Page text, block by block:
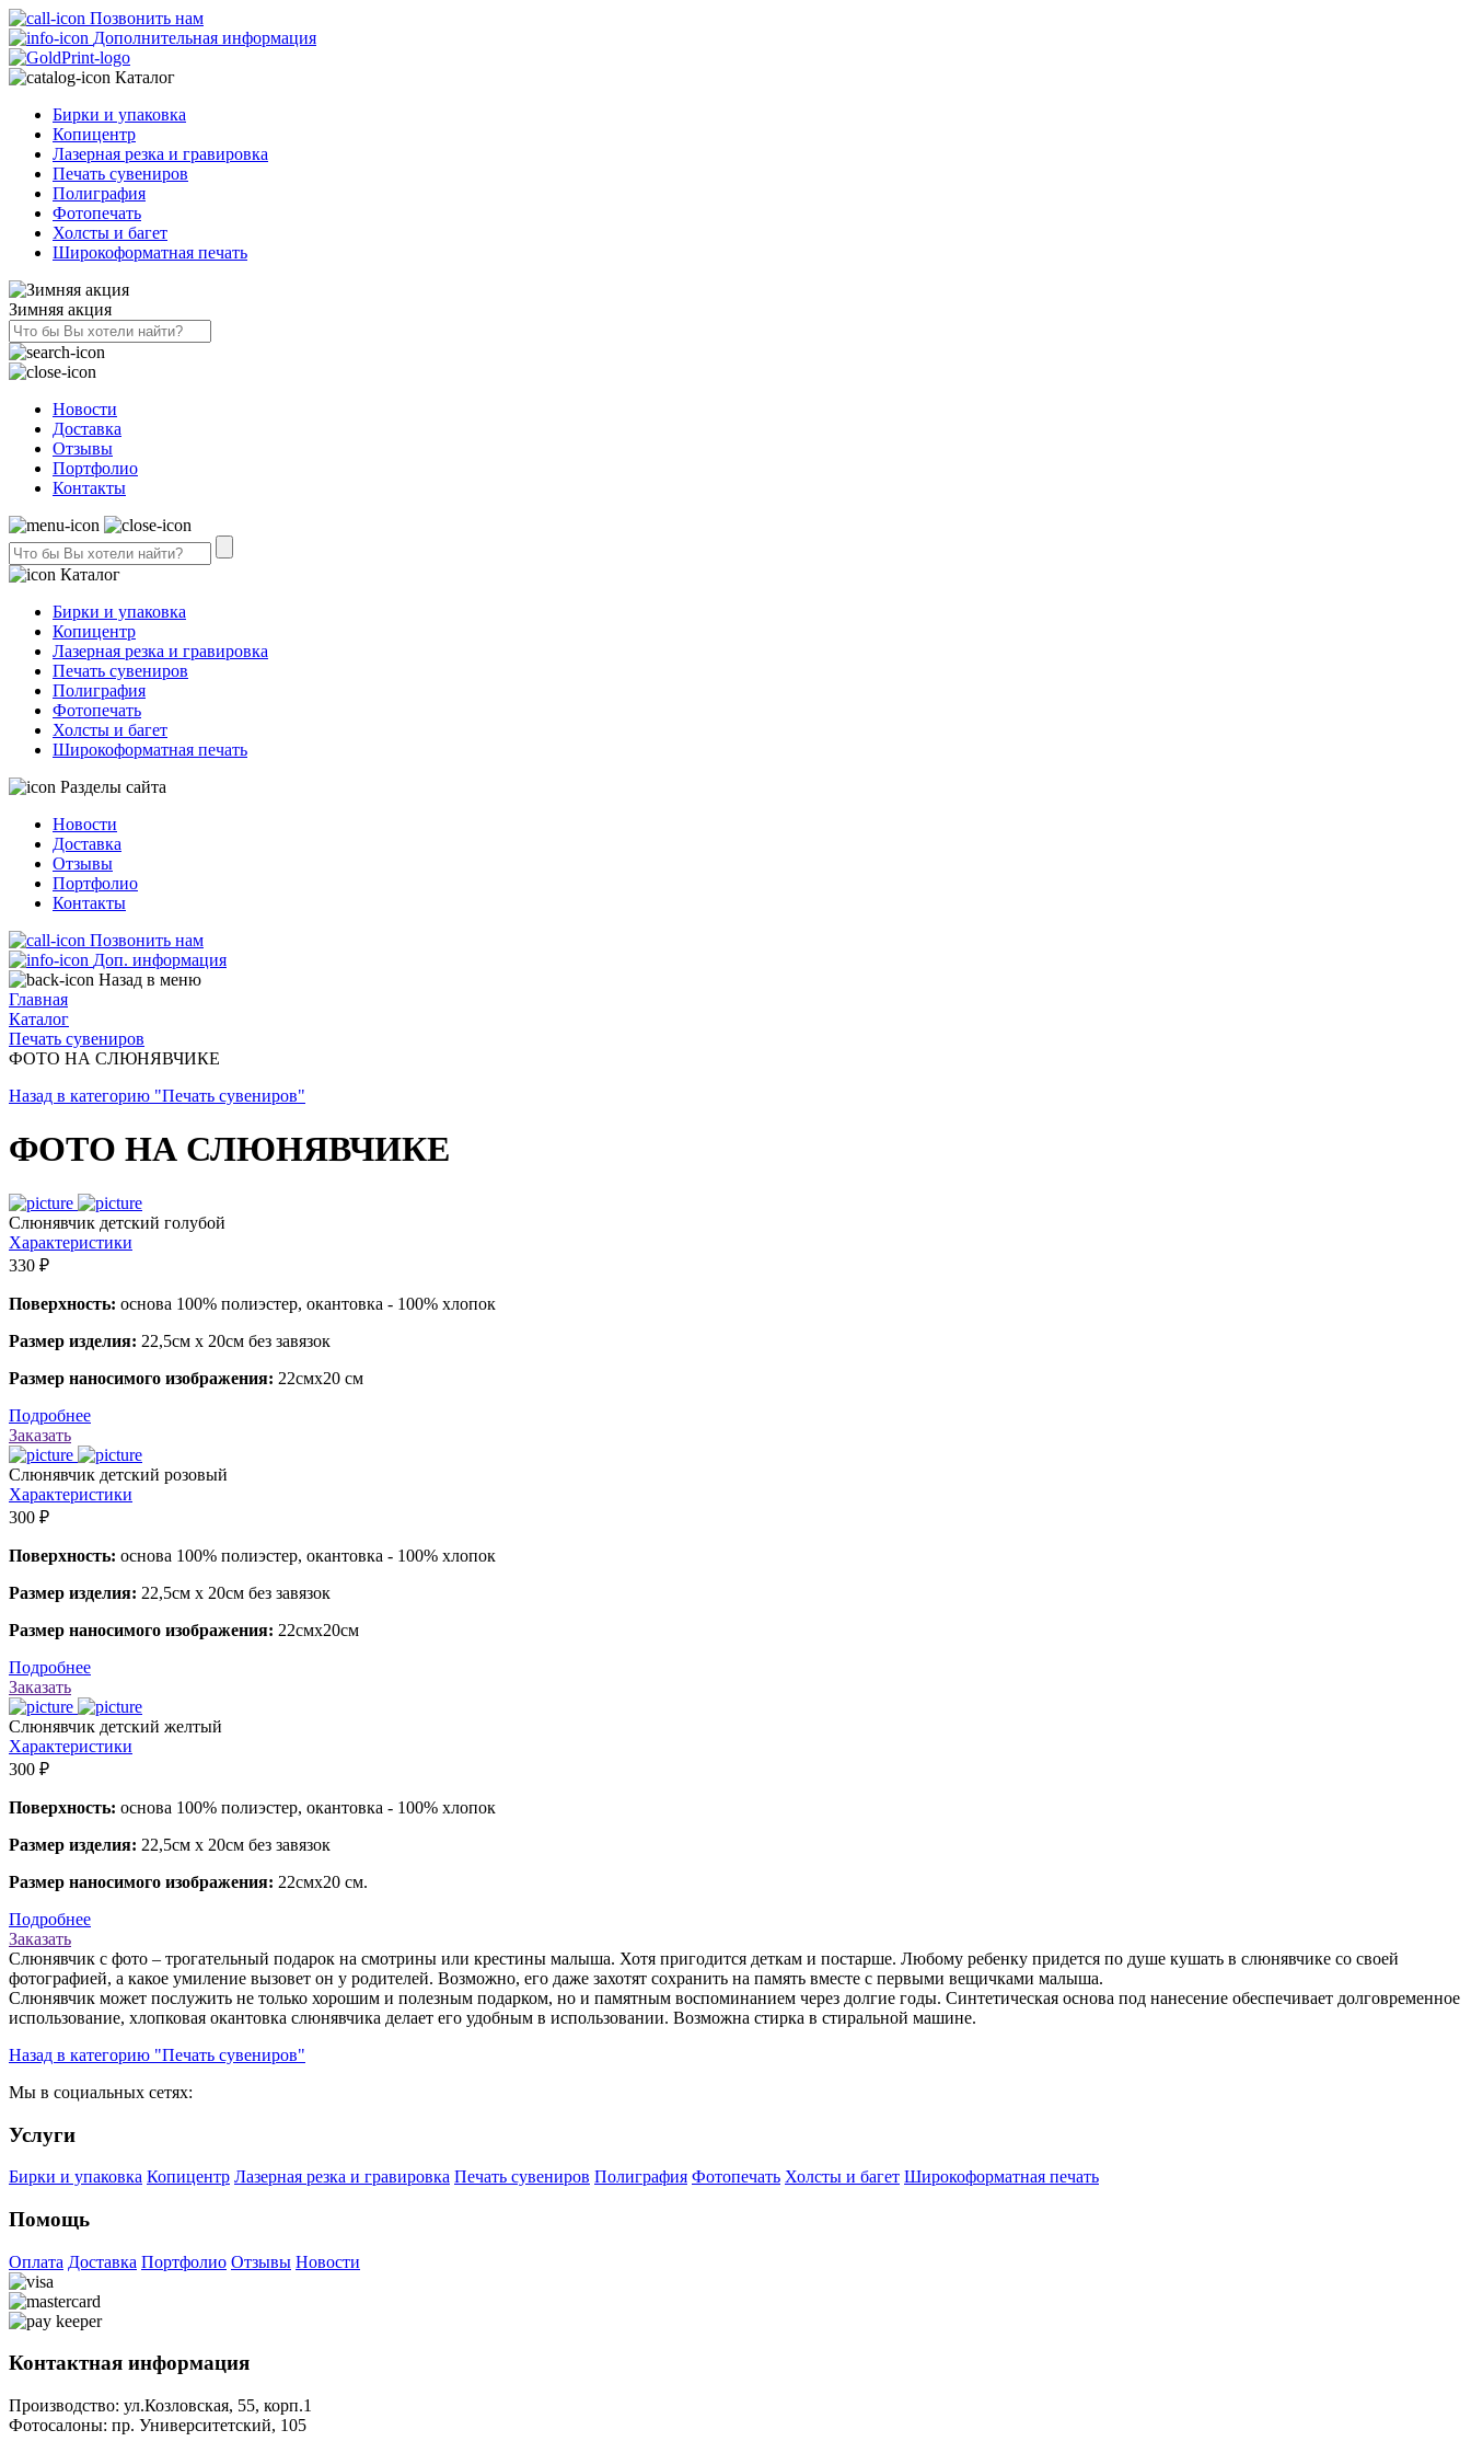
Позвонить нам
Дополнительная информация
Каталог
Бирки и упаковка
Копицентр
Лазерная резка и гравировка
Печать сувениров
Полиграфия
Фотопечать
Холсты и багет
Широкоформатная печать
Зимняя акция
Новости
Доставка
Отзывы
Портфолио
Контакты
Каталог
Бирки и упаковка
Копицентр
Лазерная резка и гравировка
Печать сувениров
Полиграфия
Фотопечать
Холсты и багет
Широкоформатная печать
Разделы сайта
Новости
Доставка
Отзывы
Портфолио
Контакты
Позвонить нам
Доп. информация
Назад в меню
Главная
Каталог
Печать сувениров
ФОТО НА СЛЮНЯВЧИКЕ
Назад в категорию "Печать сувениров"
ФОТО НА СЛЮНЯВЧИКЕ
Слюнявчик детский голубой
Характеристики
330 ₽
Поверхность: основа 100% полиэстер, окантовка - 100% хлопок
Размер изделия: 22,5см х 20см без завязок
Размер наносимого изображения: 22смх20 см
Подробнее
Заказать
Слюнявчик детский розовый
Характеристики
300 ₽
Поверхность: основа 100% полиэстер, окантовка - 100% хлопок
Размер изделия: 22,5см х 20см без завязок
Размер наносимого изображения: 22смх20см
Подробнее
Заказать
Слюнявчик детский желтый
Характеристики
300 ₽
Поверхность: основа 100% полиэстер, окантовка - 100% хлопок
Размер изделия: 22,5см х 20см без завязок
Размер наносимого изображения: 22смх20 см.
Подробнее
Заказать
Слюнявчик с фото – трогательный подарок на смотрины или крестины малыша. Хотя пригодится деткам и постарше. Любому ребенку придется по душе кушать в слюнявчике со своей
фотографией, а какое умиление вызовет он у родителей. Возможно, его даже захотят сохранить на память вместе с первыми вещичками малыша.
Слюнявчик может послужить не только хорошим и полезным подарком, но и памятным воспоминанием через долгие годы. Синтетическая основа под нанесение обеспечивает долговременное
использование, хлопковая окантовка слюнявчика делает его удобным в использовании. Возможна стирка в стиральной машине.
Назад в категорию "Печать сувениров"
Мы в социальных сетях:
Услуги
Бирки и упаковка Копицентр Лазерная резка и гравировка Печать сувениров Полиграфия Фотопечать Холсты и багет Широкоформатная печать
Помощь
Оплата Доставка Портфолио Отзывы Новости
Контактная информация
Производство: ул.Козловская, 55, корп.1
Фотосалоны: пр. Университетский, 105